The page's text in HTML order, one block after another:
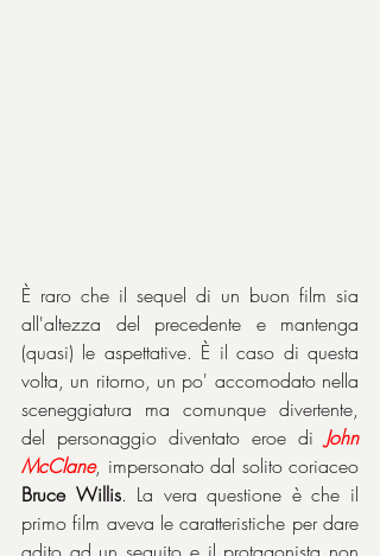
È raro che il sequel di un buon film sia
all'altezza del precedente e mantenga
(quasi) le aspettative. È il caso di questa
volta, un ritorno, un po' accomodato nella
sceneggiatura ma comunque divertente,
del personaggio diventato eroe di John
McClane
Bruce Willis. La vera questione è che il
primo film aveva le caratteristiche per dare